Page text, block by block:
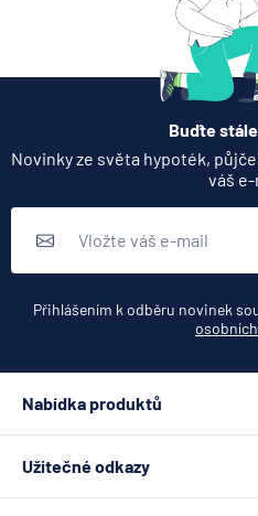
Buďte
Novinky ze světa hypoték,
váš
Přihlášením k odběru novinek
Nabídka produktů
Užitečné odkazy